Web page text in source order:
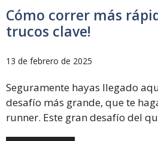
Cómo correr más
trucos clave!
13 de febrero de 2025
Seguramente hayas llegado
desafío más grande, que te
runner. Este gran desafío del